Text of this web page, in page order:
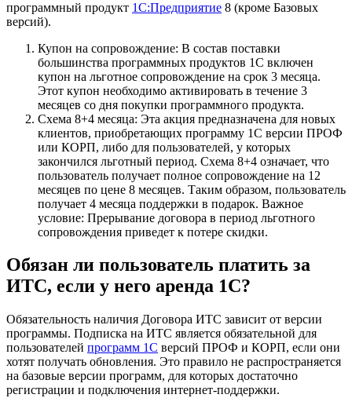
программный продукт 1С:Предприятие 8 (кроме Базовых
версий).
Купон на сопровождение: В состав поставки
большинства программных продуктов 1С включен
купон на льготное сопровождение на срок 3 месяца.
Этот купон необходимо активировать в течение 3
месяцев со дня покупки программного продукта.
Схема 8+4 месяца: Эта акция предназначена для новых
клиентов, приобретающих программу 1С версии ПРОФ
или КОРП, либо для пользователей, у которых
закончился льготный период. Схема 8+4 означает, что
пользователь получает полное сопровождение на 12
месяцев по цене 8 месяцев. Таким образом, пользователь
получает 4 месяца поддержки в подарок. Важное
условие: Прерывание договора в период льготного
сопровождения приведет к потере скидки.
Обязан ли пользователь платить за
ИТС, если у него аренда 1С?
Обязательность наличия Договора ИТС зависит от версии
программы. Подписка на ИТС является обязательной для
пользователей программ 1С версий ПРОФ и КОРП, если они
хотят получать обновления. Это правило не распространяется
на базовые версии программ, для которых достаточно
регистрации и подключения интернет-поддержки.